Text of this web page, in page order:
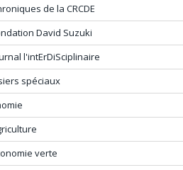
de la CRCDE
David Suzuki
l'intErDiSciplinaire
spéciaux
verte